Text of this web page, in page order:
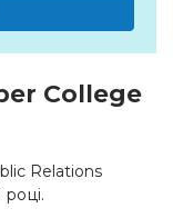
College
Relations